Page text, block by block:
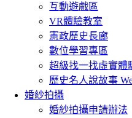
互動遊戲區
VR體驗教室
憲政歷史長廊
數位學習專區
超級找一找虛實體
歷史名人說故事
婚紗拍攝
婚紗拍攝申請辦法